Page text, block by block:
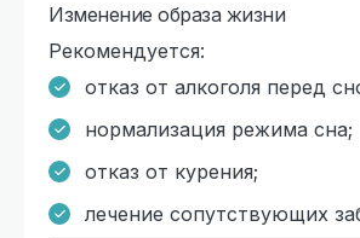
Изменение образа жизни
Рекомендуется:
отказ от алкоголя перед
нормализация режима сна;
отказ от курения;
лечение сопутствующих